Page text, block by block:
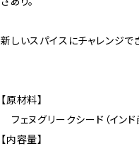
新しいスパイスにチャレンジで
【原材料】
フェヌグリークシード（インド
【内容量】